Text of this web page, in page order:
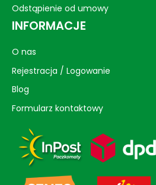
Odstąpienie od umowy
INFORMACJE
O nas
Rejestracja / Logowanie
Blog
Formularz kontaktowy